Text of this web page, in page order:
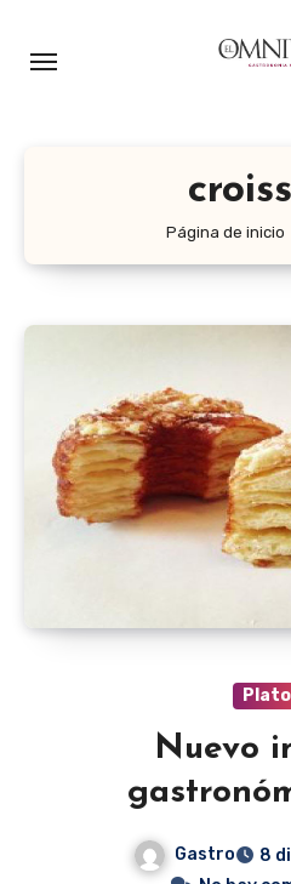
Página de inicio
Nuevo
maravilla a
Gastro
8